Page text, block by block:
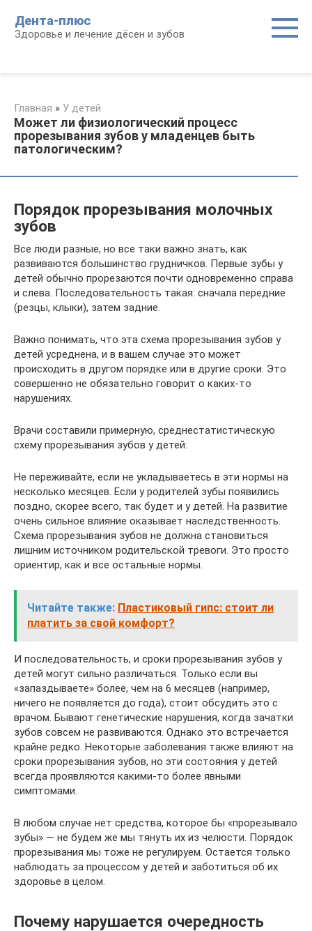
контенту
Дента-плюс
Здоровье и лечение дёсен и зубов
Главная » У детей
Может ли физиологический процесс
прорезывания зубов у младенцев быть
патологическим?
Порядок прорезывания молочных
зубов
Все люди разные, но все таки важно знать, как
развиваются большинство грудничков. Первые зубы у
детей обычно прорезаются почти одновременно справа
и слева. Последовательность такая: сначала передние
(резцы, клыки), затем задние.
Важно понимать, что эта схема прорезывания зубов у
детей усреднена, и в вашем случае это может
происходить в другом порядке или в другие сроки. Это
совершенно не обязательно говорит о каких-то
нарушениях.
Врачи составили примерную, среднестатистическую
схему прорезывания зубов у детей:
Не переживайте, если не укладываетесь в эти нормы на
несколько месяцев. Если у родителей зубы появились
поздно, скорее всего, так будет и у детей. На развитие
очень сильное влияние оказывает наследственность.
Схема прорезывания зубов не должна становиться
лишним источником родительской тревоги. Это просто
ориентир, как и все остальные нормы.
Читайте также: Пластиковый гипс: стоит ли
платить за свой комфорт?
И последовательность, и сроки прорезывания зубов у
детей могут сильно различаться. Только если вы
«запаздываете» более, чем на 6 месяцев (например,
ничего не появляется до года), стоит обсудить это с
врачом. Бывают генетические нарушения, когда зачатки
зубов совсем не развиваются. Однако это встречается
крайне редко. Некоторые заболевания также влияют на
сроки прорезывания зубов, но эти состояния у детей
всегда проявляются какими-то более явными
симптомами.
В любом случае нет средства, которое бы «прорезывало
зубы» — не будем же мы тянуть их из челюсти. Порядок
прорезывания мы тоже не регулируем. Остается только
наблюдать за процессом у детей и заботиться об их
здоровье в целом.
Почему нарушается очередность